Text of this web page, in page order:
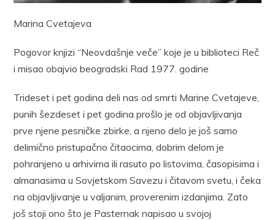
Marina Cvetajeva
Pogovor knjizi “Neovdašnje veče” koje je u biblioteci Reč
i misao obajvio beogradski Rad 1977. godine
Trideset i pet godina deli nas od smrti Marine Cvetajeve,
punih šezdeset i pet godina prošlo je od objavljivanja
prve njene pesničke zbirke, a njeno delo je još samo
delimično pristupačno čitaocima, dobrim delom je
pohranjeno u arhivima ili rasuto po listovima, časopisima i
almanasima u Sovjetskom Savezu i čitavom svetu, i čeka
na objavljivanje u valjanim, proverenim izdanjima. Zato
još stoji ono što je Pasternak napisao u svojoj